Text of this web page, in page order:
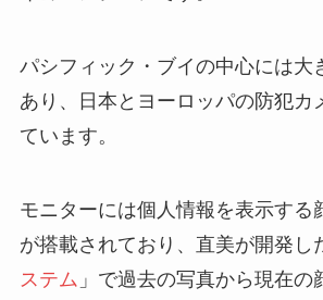
パシフィック・ブイの中心には大
あり、日本とヨーロッパの防犯カ
ています。
モニターには個人情報を表示する
が搭載されており、直美が開発し
ステム 」で過去の写真から現在の